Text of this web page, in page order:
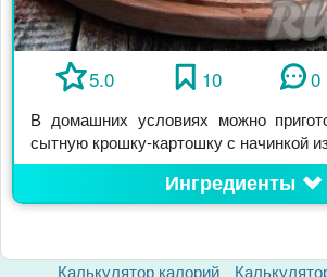
5.0 10 0
В домашних условиях можно
сытную крошку-картошку с начинкой
Ингредиенты
Калькулятор калорий